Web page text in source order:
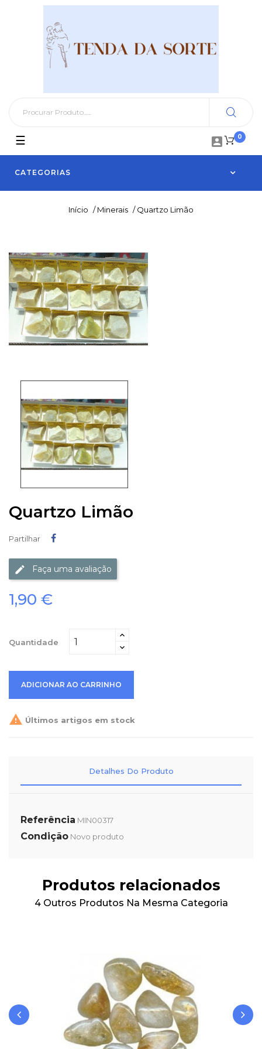
0

CATEGORIAS
Toggle
navigation
☰
Início / Minerais / Quartzo Limão
Quartzo Limão
Partilhar
Faça uma avaliação
1,90 €
Quantidade
ADICIONAR AO CARRINHO
 Últimos artigos em stock
Detalhes Do Produto
Referência MIN00317
Condição Novo produto
Produtos relacionados
4 Outros Produtos Na Mesma Categoria